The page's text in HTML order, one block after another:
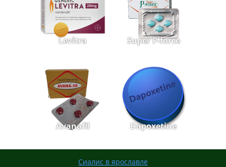
Levitra Super P-force
Avanafil Dapoxetine
Сиалис в ярославле